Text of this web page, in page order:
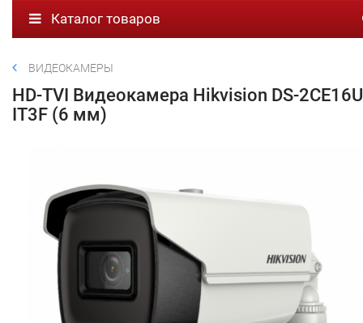
Каталог товаров
ВИДЕОКАМЕРЫ
HD-TVI Видеокамера Hikvision DS-
IT3F (6 мм)